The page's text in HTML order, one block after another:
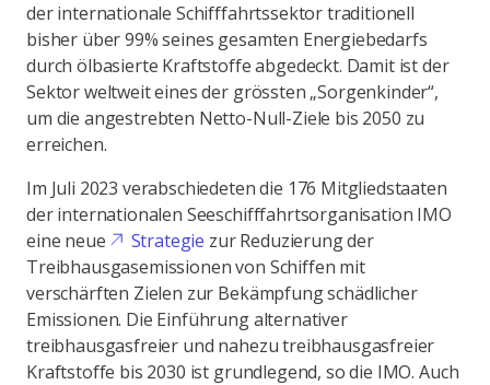
der internationale Schifffahrtssektor traditionell
bisher über 99% seines gesamten Energiebedarfs
durch ölbasierte Kraftstoffe abgedeckt. Damit ist der
Sektor weltweit eines der grössten „Sorgenkinder“,
um die angestrebten Netto-Null-Ziele bis 2050 zu
erreichen.
Im Juli 2023 verabschiedeten die 176 Mitgliedstaaten
der internationalen Seeschifffahrtsorganisation IMO
eine neue
Strategie zur Reduzierung der
Treibhausgasemissionen von Schiffen mit
verschärften Zielen zur Bekämpfung schädlicher
Emissionen. Die Einführung alternativer
treibhausgasfreier und nahezu treibhausgasfreier
Kraftstoffe bis 2030 ist grundlegend, so die IMO. Auch